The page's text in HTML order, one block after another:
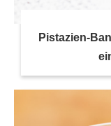
Pistazien-